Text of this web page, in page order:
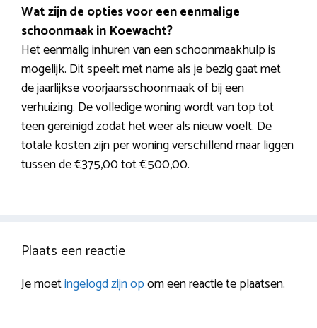
Wat zijn de opties voor een eenmalige
schoonmaak in Koewacht?
Het eenmalig inhuren van een schoonmaakhulp is
mogelijk. Dit speelt met name als je bezig gaat met
de jaarlijkse voorjaarsschoonmaak of bij een
verhuizing. De volledige woning wordt van top tot
teen gereinigd zodat het weer als nieuw voelt. De
totale kosten zijn per woning verschillend maar liggen
tussen de €375,00 tot €500,00.
Plaats een reactie
Je moetingelogd zijn opom een reactie te plaatsen.